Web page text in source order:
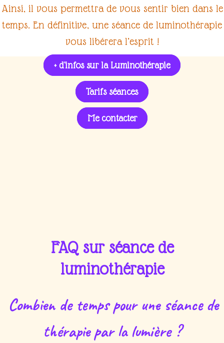
Ainsi, il vous permettra de vous sentir bien dans le
temps. En définitive, une séance de luminothérapie
vous libérera l’esprit !
+ d'infos sur la Luminothérapie
Tarifs séances
Me contacter
FAQ sur séance de
luminothérapie
Combien de temps pour une séance de
thérapie par la lumière ?